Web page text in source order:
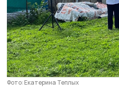
Фото: Екатерина Теплых